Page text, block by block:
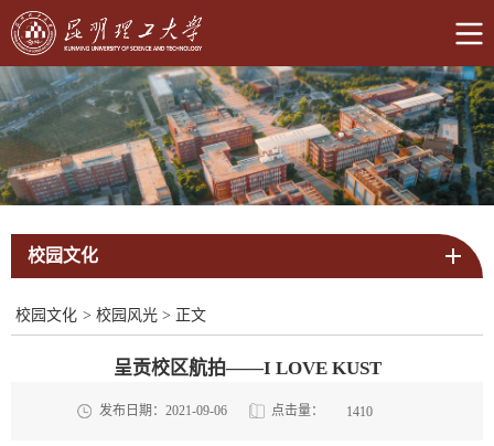
校园文化
校园文化 > 校园风光 > 正文
呈贡校区航拍——I LOVE KUST
发布日期：2021-09-06 点击量： 1410